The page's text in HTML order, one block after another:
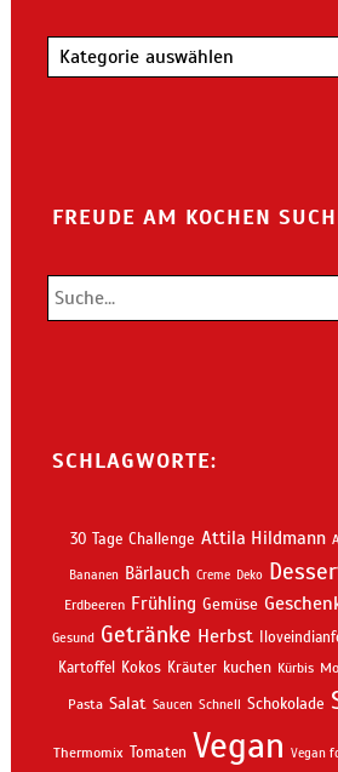
Kategorien
FREUDE AM KOCHEN
SCHLAGWORTE:
30 Tage Challenge Attila Hildmann
Bananen Bärlauch Creme Deko
Erdbeeren Frühling Gemüse
Gesund Getränke Herbst
Kartoffel Kokos Kräuter kuchen Kürbis
Pasta Salat Saucen Schnell Schokolade
Thermomix Tomaten Vegan Vegan